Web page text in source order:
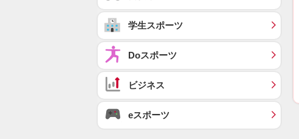
学生スポーツ
Doスポーツ
ビジネス
eスポーツ